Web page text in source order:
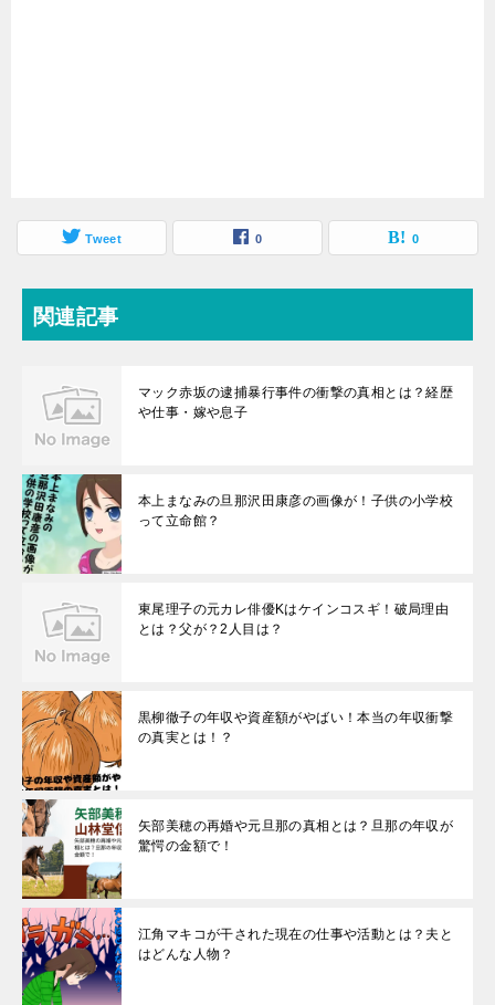
Tweet 0 0
関連記事
マック赤坂の逮捕暴行事件の衝撃の真相とは？経歴
や仕事・嫁や息子
本上まなみの旦那沢田康彦の画像が！子供の小学校
って立命館？
東尾理子の元カレ俳優Kはケインコスギ！破局理由
とは？父が？2人目は？
黒柳徹子の年収や資産額がやばい！本当の年収衝撃
の真実とは！？
矢部美穂の再婚や元旦那の真相とは？旦那の年収が
驚愕の金額で！
江角マキコが干された現在の仕事や活動とは？夫と
はどんな人物？